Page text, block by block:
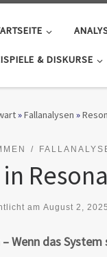
& DISKURSE
»Fallanalysen »
am August 2, 2025
Wenn das